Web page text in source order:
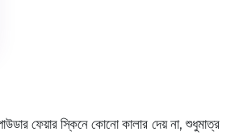
ফেয়ার স্কিনে কোনো কালার দেয় না, শুধুমাত্র